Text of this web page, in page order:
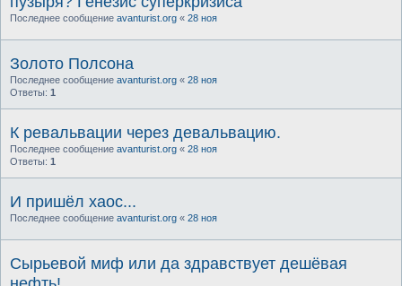
Последнее сообщение avanturist.org « 28 ноя
Золото Полсона
Последнее сообщение avanturist.org « 28 ноя
Ответы: 1
К ревальвации через девальвацию.
Последнее сообщение avanturist.org « 28 ноя
Ответы: 1
И пришёл хаос...
Последнее сообщение avanturist.org « 28 ноя
Сырьевой миф или да здравствует дешёвая